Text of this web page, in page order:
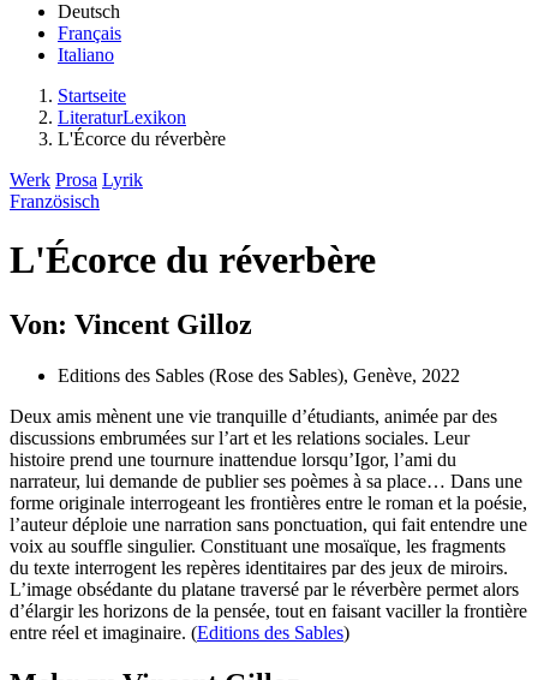
Deutsch
Français
Italiano
Startseite
LiteraturLexikon
L'Écorce du réverbère
Werk Prosa Lyrik
Französisch
L'Écorce du réverbère
Von: Vincent Gilloz
Editions des Sables (Rose des Sables), Genève, 2022
Deux amis mènent une vie tranquille d’étudiants, animée par des
discussions embrumées sur l’art et les relations sociales. Leur
histoire prend une tournure inattendue lorsqu’Igor, l’ami du
narrateur, lui demande de publier ses poèmes à sa place… Dans une
forme originale interrogeant les frontières entre le roman et la poésie,
l’auteur déploie une narration sans ponctuation, qui fait entendre une
voix au souffle singulier. Constituant une mosaïque, les fragments
du texte interrogent les repères identitaires par des jeux de miroirs.
L’image obsédante du platane traversé par le réverbère permet alors
d’élargir les horizons de la pensée, tout en faisant vaciller la frontière
entre réel et imaginaire. (Editions des Sables)